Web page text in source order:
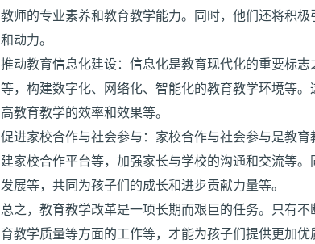
教师的专业素养和教育教学能力。同时，他们还将积
和动力。
推动教育信息化建设：信息化是教育现代化的重要标
等，构建数字化、网络化、智能化的教育教学环境等
高教育教学的效率和效果等。
促进家校合作与社会参与：家校合作与社会参与是教
建家校合作平台等，加强家长与学校的沟通和交流等
发展等，共同为孩子们的成长和进步贡献力量等。
总之，教育教学改革是一项长期而艰巨的任务。只有
育教学质量等方面的工作等，才能为孩子们提供更加